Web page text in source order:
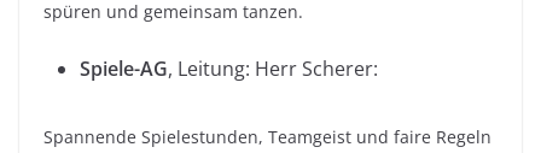
spüren und gemeinsam tanzen.
Spiele-AG, Leitung: Herr Scherer:
Spannende Spielestunden, Teamgeist und faire Regeln